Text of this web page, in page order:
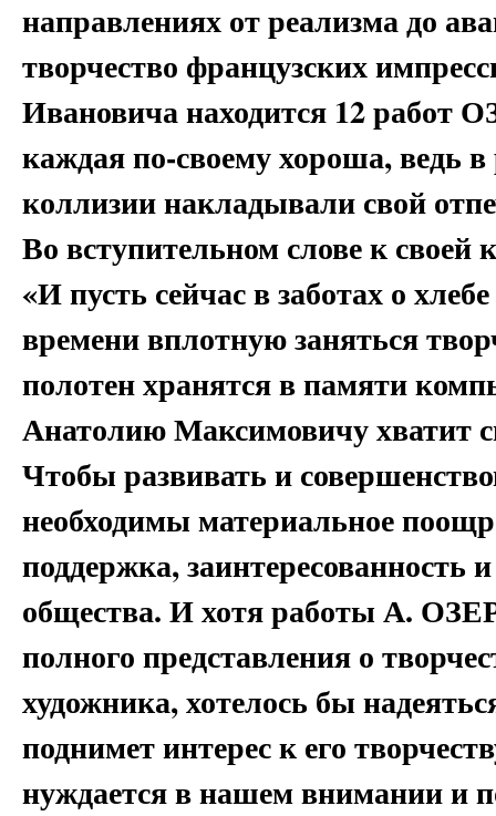
направлениях от реализма до
творчество французских
Ивановича находится 12 работ
каждая по-своему хороша, ведь
коллизии накладывали свой
Во вступительном слове к
«И пусть сейчас в заботах о
времени вплотную заняться
полотен хранятся в памяти
Анатолию Максимовичу хватит
Чтобы развивать и
необходимы материальное
поддержка, заинтересованность
общества. И хотя работы А.
полного представления о
художника, хотелось бы
поднимет интерес к его
нуждается в нашем внимании и